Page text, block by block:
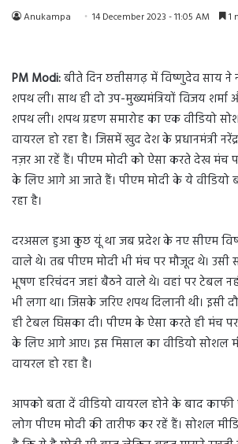
Anukampa 14 December 2023 - 11:05 AM 1
PM Modi:बीते दिन छत्तीसगढ़ में विष्णुदेव साय ने
शपथ ली। साथ ही दो उप-मुख्यमंत्रियों विजय
शपथ ली। शपथ ग्रहण समारोह का एक वीडियो
वायरल हो रहा है। जिसमें खुद देश के प्रधानमंत्री
नज़र आ रहें हैं। पीएम मोदी को ऐसा करते देख मंच
के लिए आगे आ जाते हैं। पीएम मोदी के ये वीडियो
रहा है।
दरअसल हुआ कुछ यूं था जब प्रदेश के नए सीएम
वाले थे। तब पीएम मोदी भी मंच पर मौजूद थे। उसी
भूषण हरिचंदन जहां बैठने वाले थे। वहां पर टेबल
भी लगा था। जिसके जरिए शपथ दिलानी थी। इसी
ही टेबल घिसका दी। पीएम के ऐसा करते ही मंच
के लिए आगे आए। इस मिसाल का वीडियो सोशल
वायरल हो रहा है।
आपको बता दें वीडियो वायरल होने के बाद काफी
लोग पीएम मोदी की तारीफ कर रहें हैं। सोशल